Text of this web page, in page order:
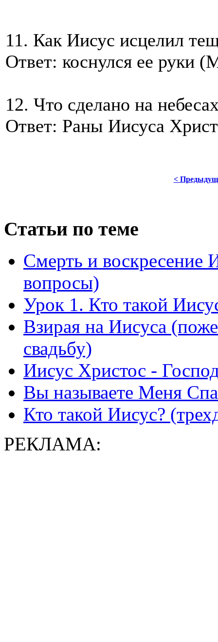
11. Как Иисус исцелил
Ответ: коснулся ее руки
12. Что сделано на
Ответ: Раны Иисуса
<
Статьи по теме
Смерть и воскресение
вопросы)
Урок 1. Кто такой
Взирая на Иисуса
свадьбу)
Иисус Христос -
Вы называете Меня
Кто такой Иисус?
РЕКЛАМА: